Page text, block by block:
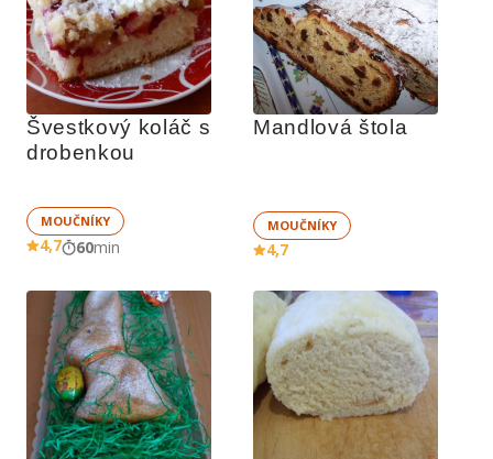
Švestkový koláč s
drobenkou
MOUČNÍKY
4,7 60min
Mandlová štola
MOUČNÍKY
4,7